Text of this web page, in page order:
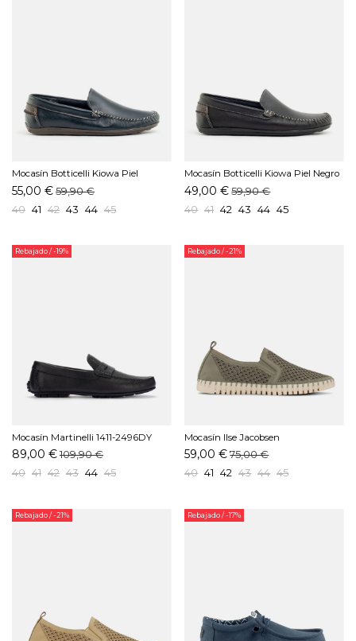
Mocasín Botticelli Kiowa Piel
Marino
55,00 €59,90 €
40 41 42 43 44 45
Mocasín Botticelli Kiowa Piel Negro
49,00 € 59,90 €
40 41 42 43 44 45
Rebajado/ -19%
Mocasín Martinelli 1411-2496DY
Marino
89,00 €109,90 €
40 41 42 43 44 45
Rebajado/ -21%
Mocasín Ilse Jacobsen
TULIP140MEN-410 Kaki
59,00 € 75,00 €
40 41 42 43 44 45
Rebajado/ -21% Rebajado/ -17%